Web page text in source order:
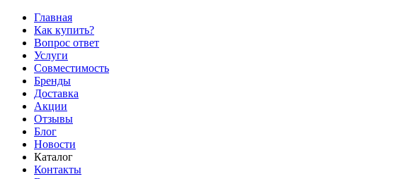
Главная
Как купить?
Вопрос ответ
Услуги
Совместимость
Бренды
Доставка
Акции
Отзывы
Блог
Новости
Каталог
Контакты